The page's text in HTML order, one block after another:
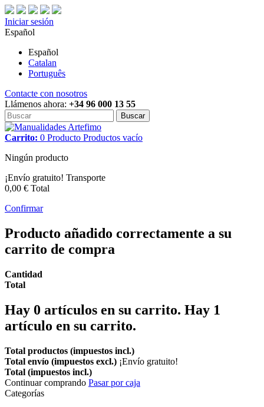
Iniciar sesión
Español
Español
Catalan
Português
Contacte con nosotros
Llámenos ahora: +34 96 000 13 55
Buscar
Carrito: 0 Producto Productos vacío
Ningún producto
¡Envío gratuito! Transporte
0,00 € Total
Confirmar
Producto añadido correctamente a su
carrito de compra
Cantidad
Total
Hay 0 artículos en su carrito. Hay 1
artículo en su carrito.
Total productos (impuestos incl.)
Total envío (impuestos excl.) ¡Envío gratuito!
Total (impuestos incl.)
Continuar comprando Pasar por caja
Categorías